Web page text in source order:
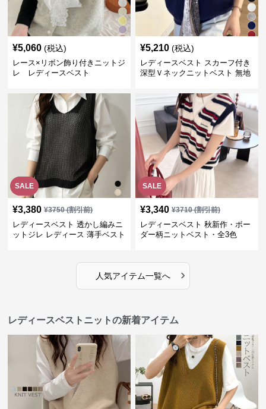
¥5,060 (税込)
レース×リボン飾り付きニットジ
レ レディースベスト
¥5,210 (税込)
レディースベスト スカーフ付き
深型Ｖネックニットベスト 無地
SALE
¥3,380 ¥3750(割引前)
レディースベスト 透かし編みニ
ットジレ レディース 薄手ベスト
SALE
¥3,340 ¥3710(割引前)
レディースベスト 秋新作・ボー
ダー柄ニットベスト・全3色
人気アイテム一覧へ ›
レディースベストニットの新着アイテム